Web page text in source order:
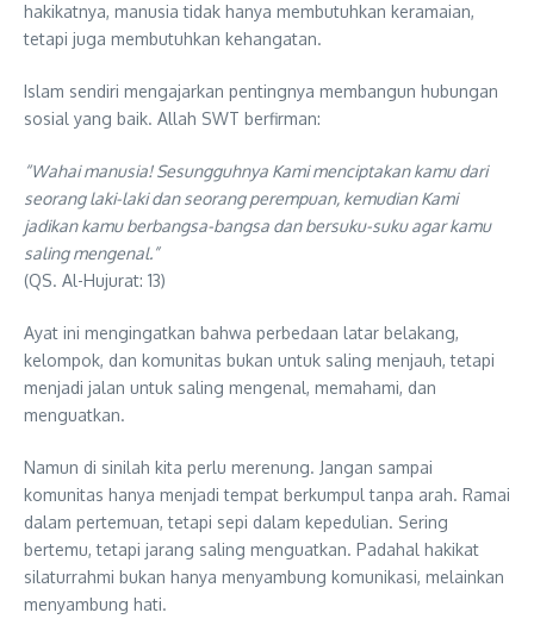
hakikatnya, manusia tidak hanya membutuhkan keramaian,
tetapi juga membutuhkan kehangatan.
Islam sendiri mengajarkan pentingnya membangun hubungan
sosial yang baik. Allah SWT berfirman:
“Wahai manusia! Sesungguhnya Kami menciptakan kamu dari
seorang laki-laki dan seorang perempuan, kemudian Kami
jadikan kamu berbangsa-bangsa dan bersuku-suku agar kamu
saling mengenal.”
(QS. Al-Hujurat: 13)
Ayat ini mengingatkan bahwa perbedaan latar belakang,
kelompok, dan komunitas bukan untuk saling menjauh, tetapi
menjadi jalan untuk saling mengenal, memahami, dan
menguatkan.
Namun di sinilah kita perlu merenung. Jangan sampai
komunitas hanya menjadi tempat berkumpul tanpa arah. Ramai
dalam pertemuan, tetapi sepi dalam kepedulian. Sering
bertemu, tetapi jarang saling menguatkan. Padahal hakikat
silaturrahmi bukan hanya menyambung komunikasi, melainkan
menyambung hati.